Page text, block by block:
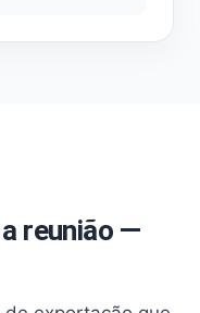
reunião —